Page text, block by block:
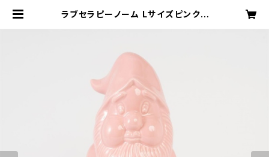
ラブセラピーノーム Lサイズピンク |